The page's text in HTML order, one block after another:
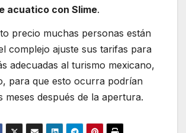
acuatico con Slime.
precio muchas personas están
complejo ajuste sus tarifas para
adecuadas al turismo mexicano,
para que esto ocurra podrían
meses después de la apertura.